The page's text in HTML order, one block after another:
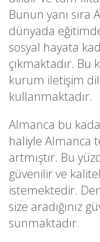
Bunun yanı sıra
dünyada
sosyal hayata
çıkmaktadır.
kurum iletişim
kullanmaktadır.
Almanca bu
haliyle Almanca
artmıştır. Bu
güvenilir ve
istemektedir.
size aradığınız
sunmaktadır.